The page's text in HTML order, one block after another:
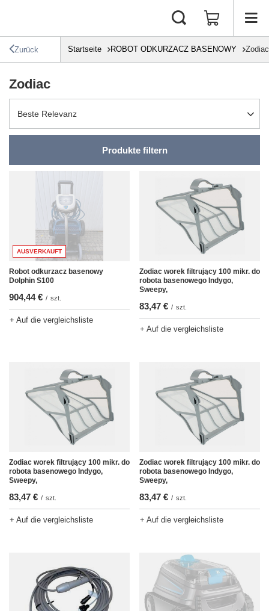
Zurück Startseite ROBOT ODKURZACZ BASENOWY Zodiac
Zodiac
Sortierung ändern
Beste Relevanz
Produkte filtern
AUSVERKAUFT
Robot odkurzacz basenowy
Dolphin S100
904,44 € / szt.
+ Auf die vergleichsliste
Zodiac worek filtrujący 100 mikr. do
robota basenowego Indygo,
Sweepy,
83,47 € / szt.
+ Auf die vergleichsliste
Zodiac worek filtrujący 100 mikr. do
robota basenowego Indygo,
Sweepy,
83,47 € / szt.
+ Auf die vergleichsliste
Zodiac worek filtrujący 100 mikr. do
robota basenowego Indygo,
Sweepy,
83,47 € / szt.
+ Auf die vergleichsliste